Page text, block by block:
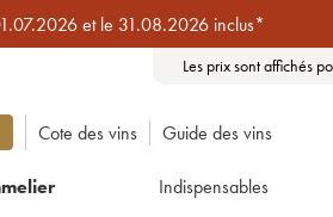
et le 31.08.2026 inclus*
Les prix sont affichés
Cote des vins Guide des vins
Indispensables